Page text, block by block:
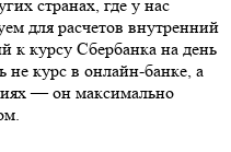
странах, где у нас
для расчетов внутренний
к курсу Сбербанка на день
курс в онлайн-банке, а
— он максимально